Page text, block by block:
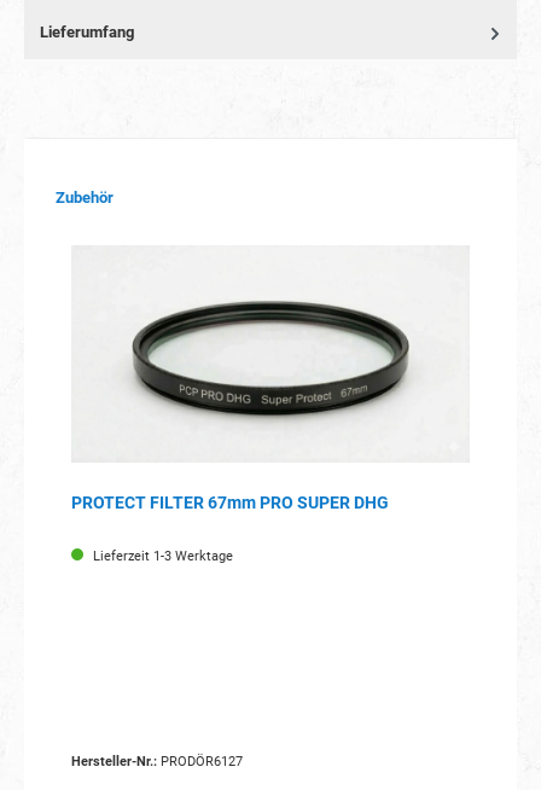
Lieferumfang
Produktgalerie überspringen
Zubehör
PROTECT FILTER 67mm PRO SUPER DHG
Lieferzeit 1-3 Werktage
Hersteller-Nr.:PRODÖR6127